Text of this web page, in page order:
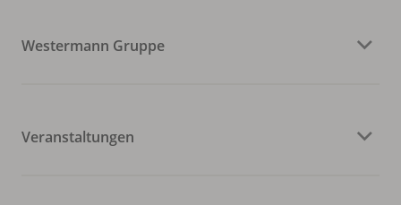
Westermann Gruppe
Veranstaltungen